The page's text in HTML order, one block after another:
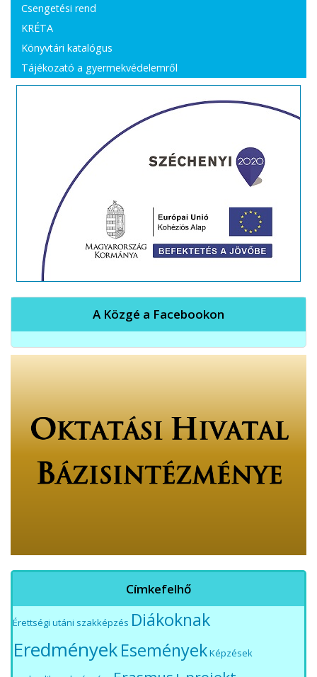
Csengetési rend
KRÉTA
Könyvtári katalógus
Tájékozató a gyermekvédelemről
A Közgé a Facebookon
Címkefelhő
Érettségi utáni szakképzés Diákoknak
EredményekEseményekKépzések